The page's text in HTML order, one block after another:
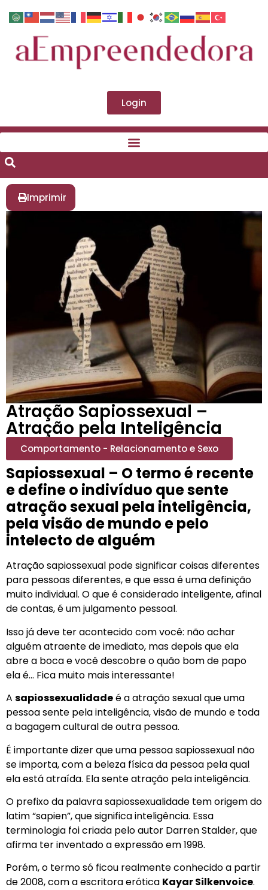
Login
Imprimir
Atração Sapiossexual –
Atração pela Inteligência
Comportamento - Relacionamento e Sexo
Sapiossexual – O termo é recente
e define o indivíduo que sente
atração sexual pela inteligência,
pela visão de mundo e pelo
intelecto de alguém
Atração sapiossexual pode significar coisas diferentes
para pessoas diferentes, e que essa é uma definição
muito individual. O que é considerado inteligente, afinal
de contas, é um julgamento pessoal.
Isso já deve ter acontecido com você: não achar
alguém atraente de imediato, mas depois que ela
abre a boca e você descobre o quão bom de papo
ela é… Fica muito mais interessante!
A sapiossexualidadeé a atração sexual que uma
pessoa sente pela inteligência, visão de mundo e toda
a bagagem cultural de outra pessoa.
É importante dizer que uma pessoa sapiossexual não
se importa, com a beleza física da pessoa pela qual
ela está atraída. Ela sente atração pela inteligência.
O prefixo da palavra sapiossexualidade tem origem do
latim “sapien”, que significa inteligência. Essa
terminologia foi criada pelo autor Darren Stalder, que
afirma ter inventado a expressão em 1998.
Porém, o termo só ficou realmente conhecido a partir
de 2008, com a escritora erótica Kayar Silkenvoice.